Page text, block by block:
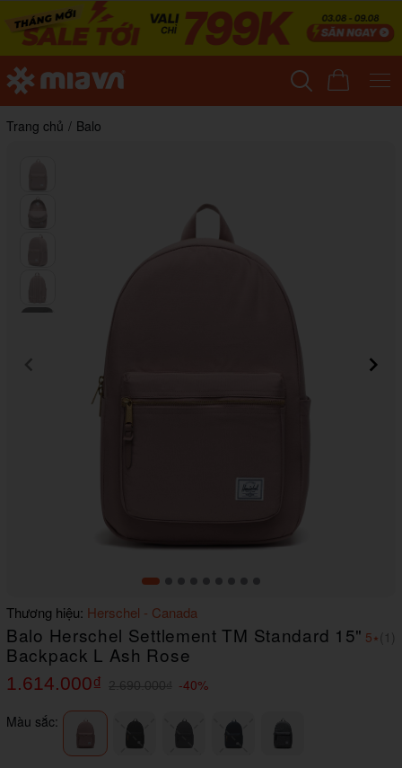
Trang chủ / Balo
Item
1
of
9
Thương hiệu: Herschel - Canada
Balo Herschel Settlement TM Standard 15"
Backpack L Ash Rose
1.614.000₫ 2.690.000₫ -40%
5⭑
Màu sắc: